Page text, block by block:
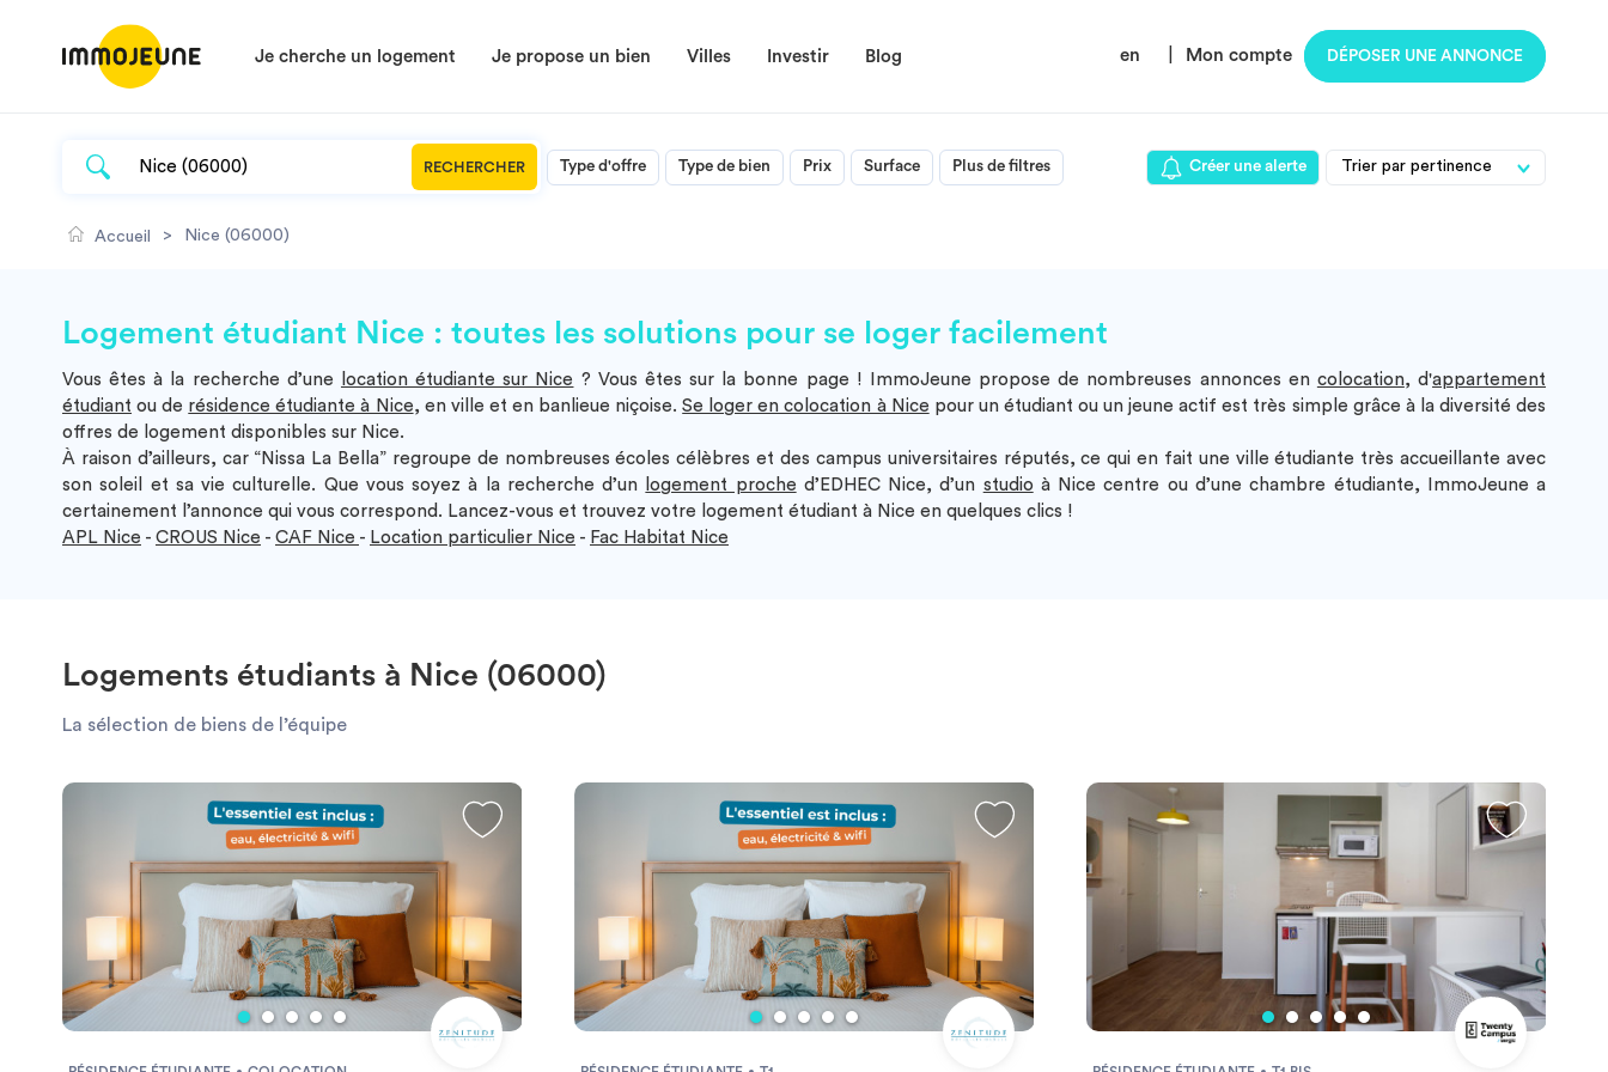
Je cherche un logement Je propose un bien Villes Investir Blog en Mon compte DÉPOSER UNE ANNONCE
RECHERCHER Type d'offre Type de bien Prix Surface Plus de filtres Créer une alerte
Accueil > Nice (06000)
Logement étudiant Nice : toutes les solutions pour se loger facilement
Vous êtes à la recherche d’une location étudiante sur Nice ? Vous êtes sur la bonne page ! ImmoJeune propose de nombreuses annonces en colocation, d'appartement
étudiant ou de résidence étudiante à Nice, en ville et en banlieue niçoise.Se loger en colocation à Nice pour un étudiant ou un jeune actif est très simple grâce à la diversité des
offres de logement disponibles sur Nice.
À raison d’ailleurs, car “Nissa La Bella” regroupe de nombreuses écoles célèbres et des campus universitaires réputés, ce qui en fait une ville étudiante très accueillante avec
son soleil et sa vie culturelle. Que vous soyez à la recherche d’un
logement proche d’EDHEC Nice, d’un studio à Nice centre ou d’une chambre étudiante, ImmoJeune a
certainement l’annonce qui vous correspond. Lancez-vous et trouvez votre logement étudiant à Nice en quelques clics !
APL Nice - CROUS Nice - CAF Nice - Location particulier Nice - Fac Habitat Nice
Logements étudiants à Nice (06000)
La sélection de biens de l’équipe